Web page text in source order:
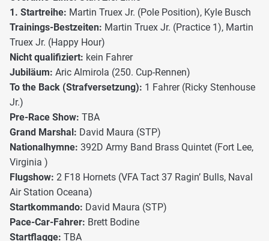
1. Startreihe: Martin Truex Jr. (Pole Position), Kyle Busch
Trainings-Bestzeiten: Martin Truex Jr. (Practice 1), Martin
Truex Jr. (Happy Hour)
Nicht qualifiziert: kein Fahrer
Jubiläum: Aric Almirola (250. Cup-Rennen)
To the Back (Strafversetzung): 1 Fahrer (Ricky Stenhouse
Jr.)
Pre-Race Show: TBA
Grand Marshal: David Maura (STP)
Nationalhymne: 392D Army Band Brass Quintet (Fort Lee,
Virginia )
Flugshow: 2 F18 Hornets (VFA Tact 37 Ragin’ Bulls, Naval
Air Station Oceana)
Startkommando: David Maura (STP)
Pace-Car-Fahrer: Brett Bodine
Startflagge: TBA